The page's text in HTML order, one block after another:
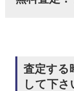
査定する
して下さ